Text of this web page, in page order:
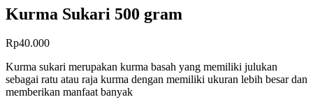
Kurma Sukari 500 gram
Rp40.000
Kurma sukari merupakan kurma basah yang memiliki julukan
sebagai ratu atau raja kurma dengan memiliki ukuran lebih besar dan
memberikan manfaat banyak